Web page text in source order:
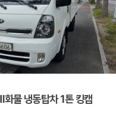
물 냉동탑차 1톤 킹캡